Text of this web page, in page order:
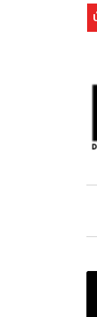
âmbito do